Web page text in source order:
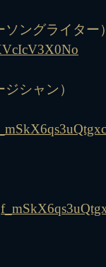
ングライター）
シャン）